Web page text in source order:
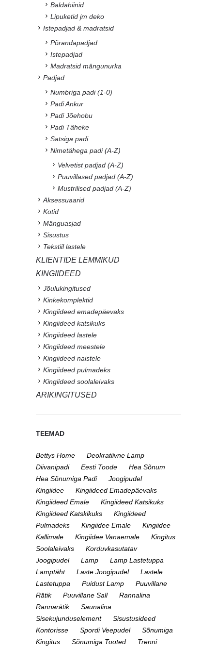
Baldahiinid
Lipuketid jm deko
Istepadjad & madratsid
Põrandapadjad
Istepadjad
Madratsid mängunurka
Padjad
Numbriga padi (1-0)
Padi Ankur
Padi Jõehobu
Padi Täheke
Satsiga padi
Nimetähega padi (A-Z)
Velvetist padjad (A-Z)
Puuvillased padjad (A-Z)
Mustrilised padjad (A-Z)
Aksessuaarid
Kotid
Mänguasjad
Sisustus
Tekstiil lastele
KLIENTIDE LEMMIKUD
KINGIIDEED
Jõulukingitused
Kinkekomplektid
Kingiideed emadepäevaks
Kingiideed katsikuks
Kingiideed lastele
Kingiideed meestele
Kingiideed naistele
Kingiideed pulmadeks
Kingiideed soolaleivaks
ÄRIKINGITUSED
TEEMAD
Bettys Home
Deokratiivne Lamp
Diivanipadi
Eesti Toode
Hea Sõnum
Hea Sõnumiga Padi
Joogipudel
Kingiidee
Kingiideed Emadepäevaks
Kingiideed Emale
Kingiideed Katsikuks
Kingiideed Katskikuks
Kingiideed
Pulmadeks
Kingiidee Emale
Kingiidee
Kallimale
Kingiidee Vanaemale
Kingitus
Soolaleivaks
Korduvkasutatav
Joogipudel
Lamp
Lamp Lastetuppa
Lamptäht
Laste Joogipudel
Lastele
Lastetuppa
Puidust Lamp
Puuvillane
Rätik
Puuvillane Sall
Rannalina
Rannarätik
Saunalina
Sisekujunduselement
Sisustusideed
Kontorisse
Spordi Veepudel
Sõnumiga
Kingitus
Sõnumiga Tooted
Trenni